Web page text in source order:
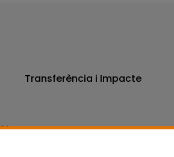
Transferència i Impacte